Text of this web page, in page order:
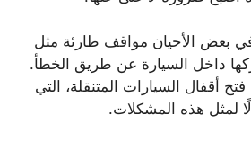
بعض الأحيان مواقف طارئة مثل
داخل السيارة عن طريق الخطأ.
أقفال السيارات المتنقلة، التي
لمثل هذه المشكلات.